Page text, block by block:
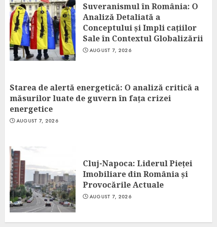
Suveranismul în România: O
Analiză Detaliată a
Conceptului și Impli cațiilor
Sale în Contextul Globalizării
AUGUST 7, 2026
Starea de alertă energetică: O analiză critică a
măsurilor luate de guvern în fața crizei
energetice
AUGUST 7, 2026
Cluj-Napoca: Liderul Pieței
Imobiliare din România și
Provocările Actuale
AUGUST 7, 2026